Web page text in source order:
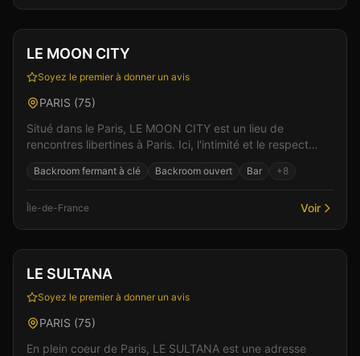
Club Sauna +3
LE MOON CITY
Soyez le premier à donner un avis
PARIS (75)
Situé dans le Paris, LE MOON CITY est un lieu de
rencontres libertines à Paris. Ici, l'intimité et le respect
Backroom fermant à clé Backroom ouvert Bar +8
Île-de-France Voir
Club Sauna +3
LE SULTANA
Soyez le premier à donner un avis
PARIS (75)
En plein coeur de Paris, LE SULTANA est une adresse